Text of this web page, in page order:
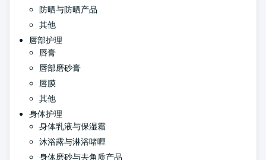
防晒与防晒产品
其他
唇部护理
唇膏
唇部磨砂膏
唇膜
其他
身体护理
身体乳液与保湿霜
沐浴露与淋浴啫喱
身体磨砂与去角质产品